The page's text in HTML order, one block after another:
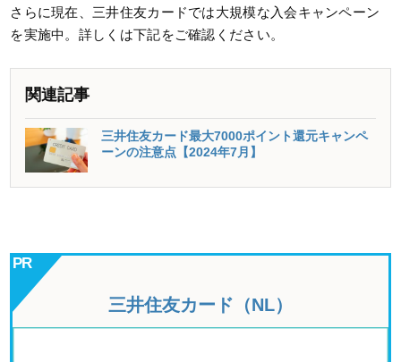
さらに現在、三井住友カードでは大規模な入会キャンペーン
を実施中。詳しくは下記をご確認ください。
関連記事
三井住友カード最大7000ポイント還元キャンペ
ーンの注意点【2024年7月】
三井住友カード（NL）